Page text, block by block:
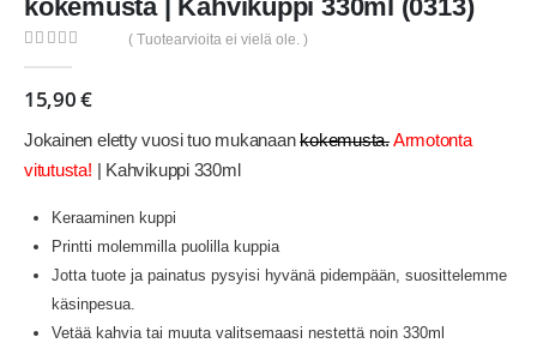
kokemusta | Kahvikuppi 330ml (0313)
( Tuotearvioita ei vielä ole. )
15,90€
Jokainen eletty vuosi tuo mukanaankokemusta.Armotonta
vitutusta! | Kahvikuppi 330ml
Keraaminen kuppi
Printti molemmilla puolilla kuppia
Jotta tuote ja painatus pysyisi hyvänä pidempään, suosittelemme
käsinpesua.
Vetää kahvia tai muuta valitsemaasi nestettä noin 330ml